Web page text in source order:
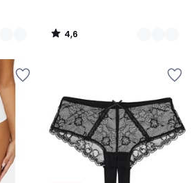
4,6
/